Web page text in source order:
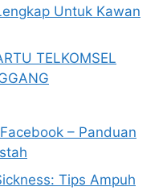
Untuk Kawan
TELKOMSEL
– Panduan
Tips Ampuh